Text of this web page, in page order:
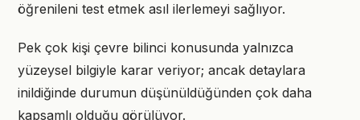
öğrenileni test etmek asıl ilerlemeyi sağlıyor.
Pek çok kişi çevre bilinci konusunda yalnızca
yüzeysel bilgiyle karar veriyor; ancak detaylara
inildiğinde durumun düşünüldüğünden çok daha
kapsamlı olduğu görülüyor.